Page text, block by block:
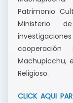
Patrimonio
Ministerio
cooperación
Machupicchu,
Religioso.
CLICK AQUI